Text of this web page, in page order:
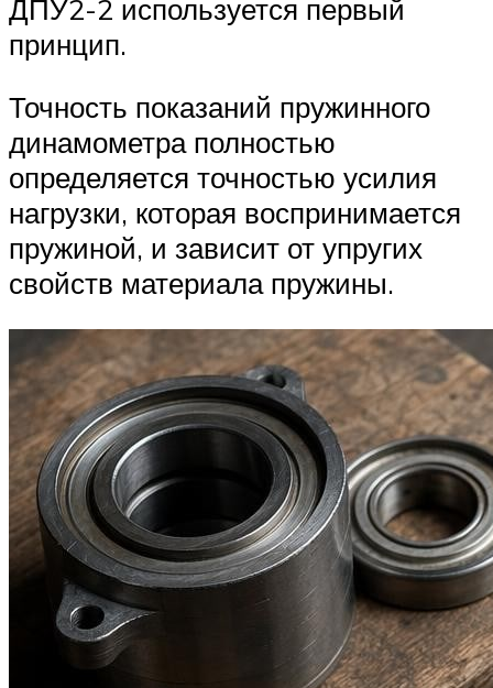
ДПУ2-2 используется первый
принцип.
Точность показаний пружинного
динамометра полностью
определяется точностью усилия
нагрузки, которая воспринимается
пружиной, и зависит от упругих
свойств материала пружины.